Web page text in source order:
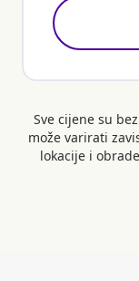
Sve cijene su
može varirati
lokacije i